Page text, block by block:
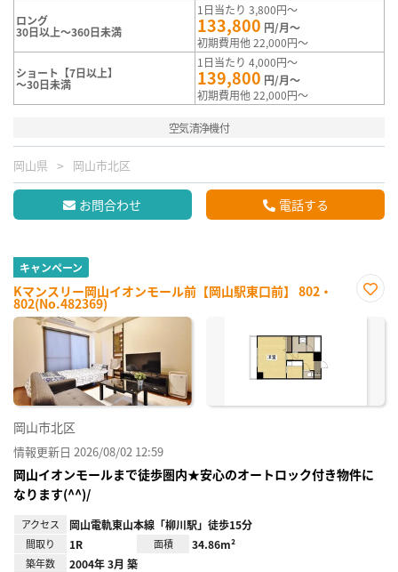
ロング
30日以上～360日未満
1日当たり 3,800円～
133,800 円/月～
初期費用他 22,000円～
ショート【7日以上】
～30日未満
1日当たり 4,000円～
139,800 円/月～
初期費用他 22,000円～
空気清浄機付
岡山県 岡山市北区
お問合わせ 電話する
キャンペーン
Kマンスリー岡山イオンモール前【岡山駅東口前】 802・
802(No.482369)
に入
岡山市北区
情報更新日 2026/08/02 12:59
岡山イオンモールまで徒歩圏内★安心のオートロック付き物件に
なります(^^)/
アクセス 岡山電軌東山本線「柳川駅」徒歩15分
間取り 1R 面積 34.86m²
築年数 2004年 3月 築